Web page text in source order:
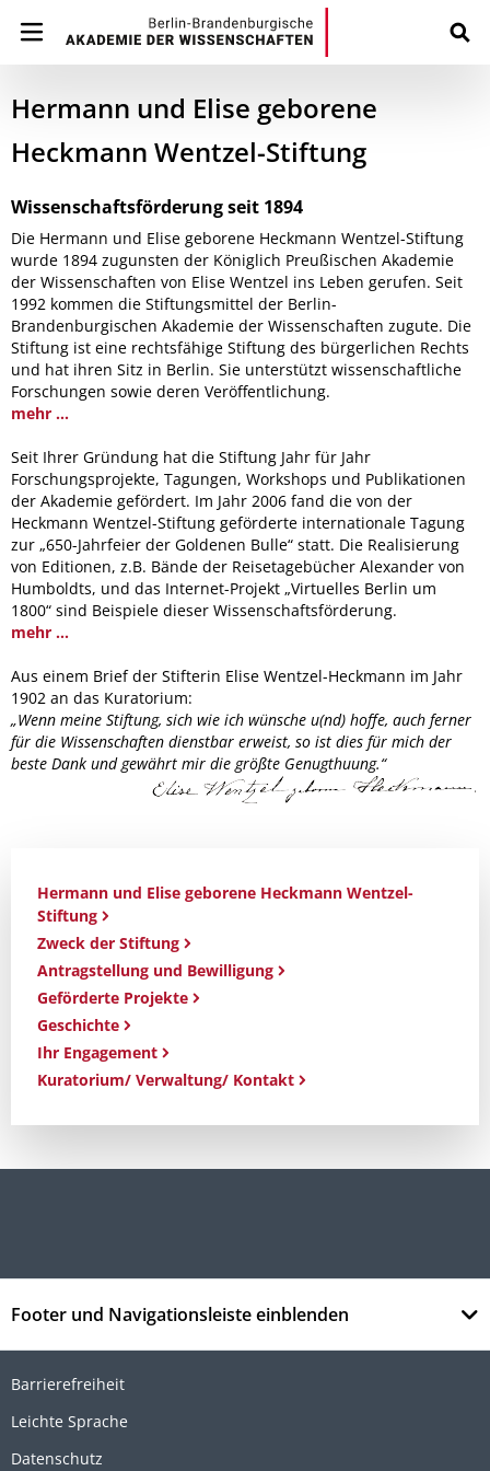
Hermann und Elise geborene
Heckmann Wentzel-Stiftung
Wissenschaftsförderung seit 1894
Die Hermann und Elise geborene Heckmann Wentzel-Stiftung
wurde 1894 zugunsten der Königlich Preußischen Akademie
der Wissenschaften von Elise Wentzel ins Leben gerufen. Seit
1992 kommen die Stiftungsmittel der Berlin-
Brandenburgischen Akademie der Wissenschaften zugute. Die
Stiftung ist eine rechtsfähige Stiftung des bürgerlichen Rechts
und hat ihren Sitz in Berlin. Sie unterstützt wissenschaftliche
Forschungen sowie deren Veröffentlichung.
mehr ...
Seit Ihrer Gründung hat die Stiftung Jahr für Jahr
Forschungsprojekte, Tagungen, Workshops und Publikationen
der Akademie gefördert. Im Jahr 2006 fand die von der
Heckmann Wentzel-Stiftung geförderte internationale Tagung
zur „650-Jahrfeier der Goldenen Bulle“ statt. Die Realisierung
von Editionen, z.B. Bände der Reisetagebücher Alexander von
Humboldts, und das Internet-Projekt „Virtuelles Berlin um
1800“ sind Beispiele dieser Wissenschaftsförderung.
mehr ...
Aus einem Brief der Stifterin Elise Wentzel-Heckmann im Jahr
1902 an das Kuratorium:
„Wenn meine Stiftung, sich wie ich wünsche u(nd) hoffe, auch ferner
für die Wissenschaften dienstbar erweist, so ist dies für mich der
beste Dank und gewährt mir die größte Genugthuung.“
Hermann und Elise geborene Heckmann Wentzel-
Stiftung
Zweck der Stiftung
Antragstellung und Bewilligung
Geförderte Projekte
Geschichte
Ihr Engagement
Kuratorium/ Verwaltung/ Kontakt
Footer und Navigationsleiste einblenden
Barrierefreiheit
Leichte Sprache
Datenschutz